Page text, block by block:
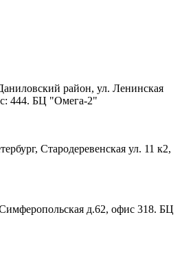
район, ул. Ленинская
444. БЦ "Омега-2"
Стародеревенская ул. 11 к2,
д.62, офис 318. БЦ